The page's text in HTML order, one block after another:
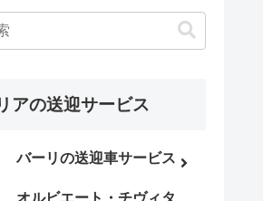
アの送迎サービス
バーリの送迎車サービス
オルビエート・チヴィタ